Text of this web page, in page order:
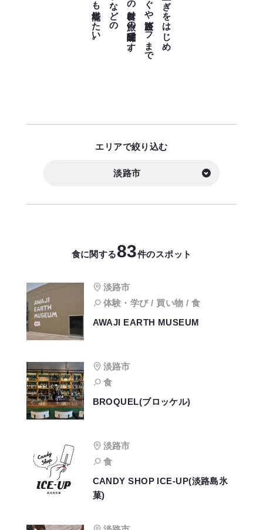
エリアで絞り込む
淡路市
食に関する83件のスポット
淡路市
体験・学び / 買い物 / 食
AWAJI EARTH MUSEUM
淡路市
食
BROQUEL(ブロッケル)
淡路市
食
CANDY SHOP ICE-UP(淡路島氷
菓)